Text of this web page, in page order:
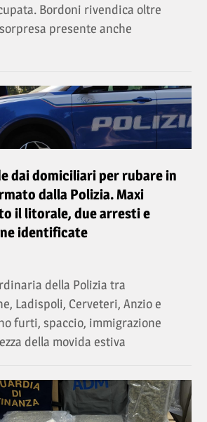
Bordoni rivendica oltre
presente anche
dai domiciliari per rubare in
dalla Polizia. Maxi
il litorale, due arresti e
identificate
della Polizia tra
Ladispoli, Cerveteri, Anzio e
furti, spaccio, immigrazione
della movida estiva